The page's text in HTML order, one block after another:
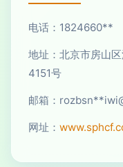
电话：1824660**
地址：北京市房山
4151号
邮箱：rozbsn**
网址：